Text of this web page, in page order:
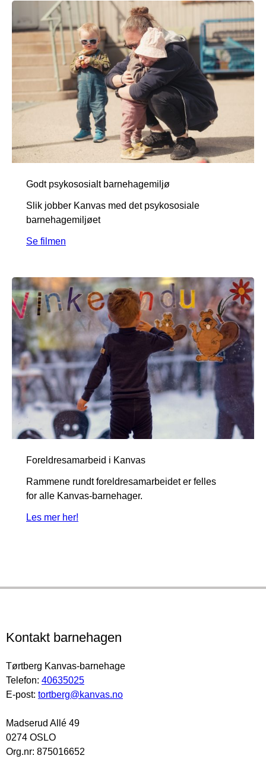
Godt psykososialt barnehagemiljø
Slik jobber Kanvas med det psykososiale
barnehagemiljøet
Se filmen
Foreldresamarbeid i Kanvas
Rammene rundt foreldresamarbeidet er felles
for alle Kanvas-barnehager.
Les mer her!
Kontakt barnehagen
Tørtberg Kanvas-barnehage
Telefon: 40635025
E-post: tortberg@kanvas.no
Madserud Allé 49
0274 OSLO
Org.nr: 875016652